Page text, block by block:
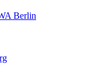
Berlin